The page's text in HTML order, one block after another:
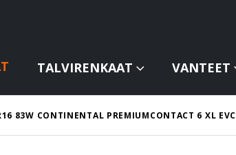
TALVIRENKAAT VANTEET
83W CONTINENTAL PREMIUMCONTACT 6 XL EVC